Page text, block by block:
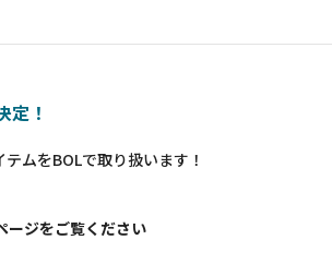
！
ムをBOLで取り扱います！
ージをご覧ください